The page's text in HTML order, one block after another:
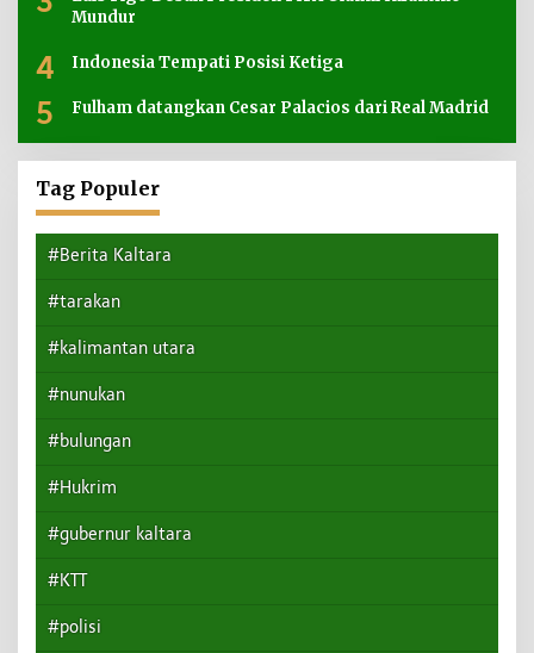
Mundur
4 Indonesia Tempati Posisi Ketiga
5 Fulham datangkan Cesar Palacios dari Real Madrid
Tag Populer
#Berita Kaltara
#tarakan
#kalimantan utara
#nunukan
#bulungan
#Hukrim
#gubernur kaltara
#KTT
#polisi